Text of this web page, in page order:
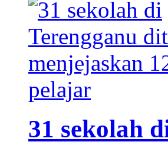
31 sekolah